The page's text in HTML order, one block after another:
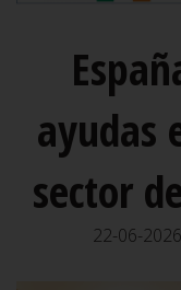
ayudas
sector
22-06-